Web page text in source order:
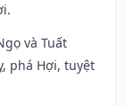
và Tuất
phá Hợi, tuyệt